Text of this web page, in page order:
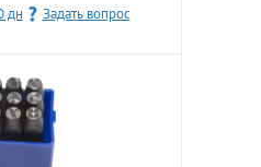
дн Задать вопрос